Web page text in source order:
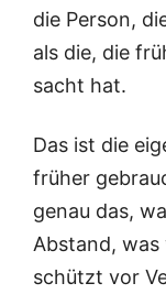
die Per­son,
als die, die
sacht hat.
Das ist die
frü­her
genau das,
Abstand, was
schützt vor